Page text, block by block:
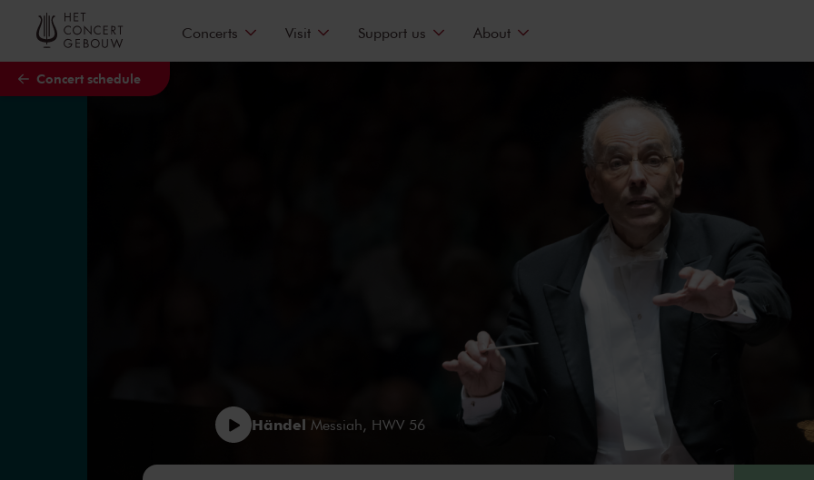
Skip to main content
Concert schedule
Concerts Visit Support us About
Händel Messiah, HWV 56